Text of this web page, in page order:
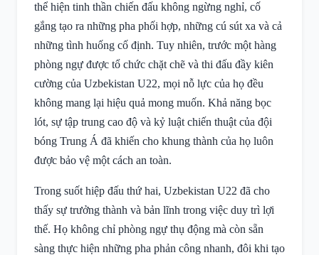
thể hiện tinh thần chiến đấu không ngừng nghỉ, cố
gắng tạo ra những pha phối hợp, những cú sút xa và cả
những tình huống cố định. Tuy nhiên, trước một hàng
phòng ngự được tổ chức chặt chẽ và thi đấu đầy kiên
cường của Uzbekistan U22, mọi nỗ lực của họ đều
không mang lại hiệu quả mong muốn. Khả năng bọc
lót, sự tập trung cao độ và kỷ luật chiến thuật của đội
bóng Trung Á đã khiến cho khung thành của họ luôn
được bảo vệ một cách an toàn.
Trong suốt hiệp đấu thứ hai, Uzbekistan U22 đã cho
thấy sự trưởng thành và bản lĩnh trong việc duy trì lợi
thế. Họ không chỉ phòng ngự thụ động mà còn sẵn
sàng thực hiện những pha phản công nhanh, đôi khi tạo